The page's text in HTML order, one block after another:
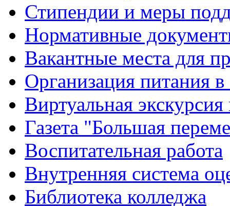
Стипендии и меры
Нормативные
Вакантные места для
Организация питания в
Виртуальная
Газета "Большая
Воспитательная работа
Внутренняя система
Библиотека колледжа